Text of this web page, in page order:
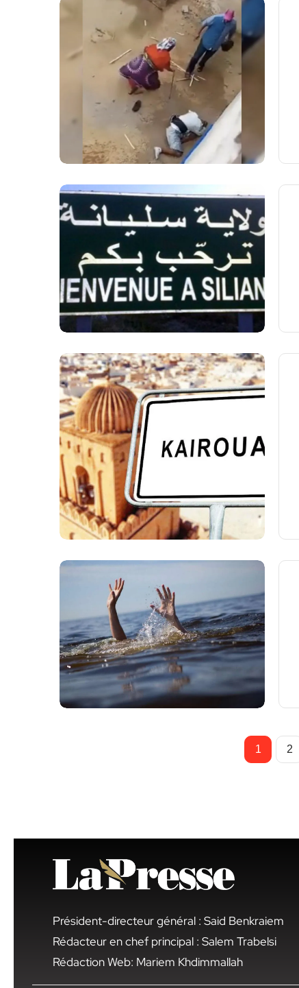
1 2
Président-directeur général : Said Benkraiem
Rédacteur en chef principal : Salem Trabelsi
Rédaction Web: Mariem Khdimmallah